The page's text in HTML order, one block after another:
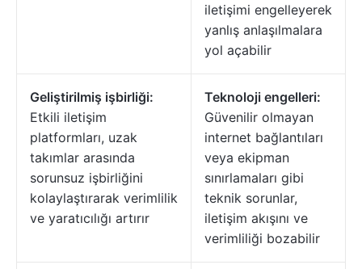
iletişimi engelleyerek
yanlış anlaşılmalara
yol açabilir
Geliştirilmiş işbirliği:
Etkili iletişim
platformları, uzak
takımlar arasında
sorunsuz işbirliğini
kolaylaştırarak verimlilik
ve yaratıcılığı artırır
Teknoloji engelleri:
Güvenilir olmayan
internet bağlantıları
veya ekipman
sınırlamaları gibi
teknik sorunlar,
iletişim akışını ve
verimliliği bozabilir